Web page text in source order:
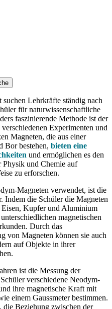
Lehrkräfte ständig nach
für naturwissenschaftliche
faszinierende Methode ist der
Experimenten und
Magneten, die aus einer
Bor bestehen, bieten eine
und ermöglichen es den
und Chemie auf
zu erforschen.
Magneten verwendet, ist die
Indem die Schüler die Magneten
Kupfer und Aluminium
magnetischen
Durch das
von Magneten können sie auch
auf Objekte in ihrer
ist die Messung der
verschiedene Neodym-
ihre magnetische Kraft mit
einem Gaussmeter bestimmen.
die Beziehung zwischen der